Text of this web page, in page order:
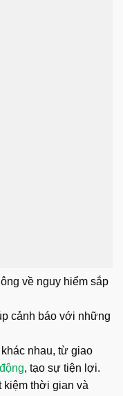
về nguy hiểm sắp
cảnh báo với những
nhau, từ giao
, tạo sự tiện lợi.
kiệm thời gian và